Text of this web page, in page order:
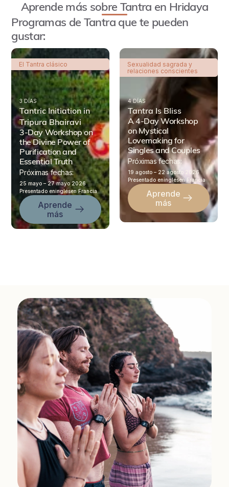
Aprende más sobre Tantra en Hridaya
Programas de Tantra que te pueden
gustar:
El Tantra clásico
3 DÍAS
Tantric Initiation in
Tripura Bhairavi
3-Day Workshop on
the Divine Power of
Purification and
Essential Truth
Próximas fechas:
25 mayo –27 mayo 2026
Presentado eninglésen Francia
Aprende
más
Sexualidad sagrada y
relaciones conscientes
4 DÍAS
Tantra Is Bliss
A 4-Day Workshop
on Mystical
Lovemaking for
Singles and Couples
Próximas fechas:
19 agosto – 22 agosto 2026
Presentado eninglésen Francia
Aprende
más